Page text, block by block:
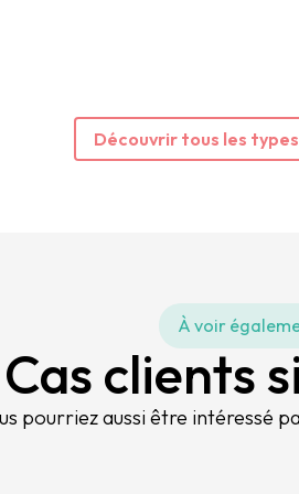
Découvrir tous les
À voir
Cas clients
pourriez aussi être intéressé